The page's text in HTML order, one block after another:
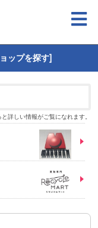
ップを探す]
詳しい情報がご覧になれます。